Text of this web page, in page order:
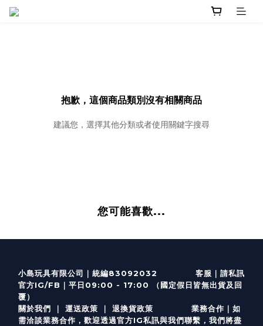
抱歉，這個商品類別沒有相關商品
建議您，選擇其他分類或者使用關鍵字搜尋
您可能喜歡...
小島玩具有限公司｜統編83092032 客服 ｜ 請私訊
官方IG/FB ｜ 平日09:00 - 17:00 （國定假日皆無出貨及回
覆）
關於我們 ｜ 運送政策 ｜ 退換貨政策 業務合作｜如
需洽談業務合作，歡迎透過官方IG私訊與我們聯繫，我們將盡